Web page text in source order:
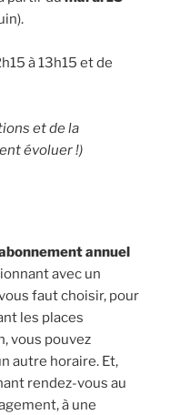
à 13h15 et de
et de la
évoluer !)
annuel
avec un
faut choisir, pour
les places
vous pouvez
autre horaire. Et,
rendez-vous au
à une